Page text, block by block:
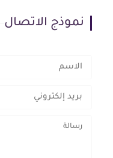
نموذج الاتصال